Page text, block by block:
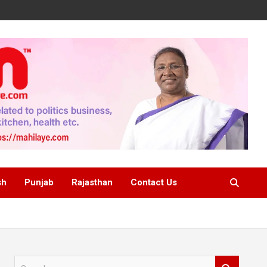
Punjab Rajasthan Contact Us